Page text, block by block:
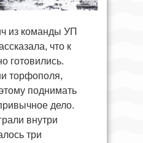
из команды УП
что к
готовились.
торфополя,
поднимать
дело.
внутри
три